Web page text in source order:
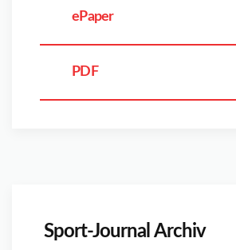
ePaper
PDF
Sport-Journal Archiv